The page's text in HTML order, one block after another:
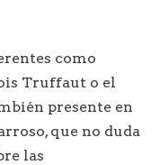
como
Truffaut o el
presente en
que no duda
las